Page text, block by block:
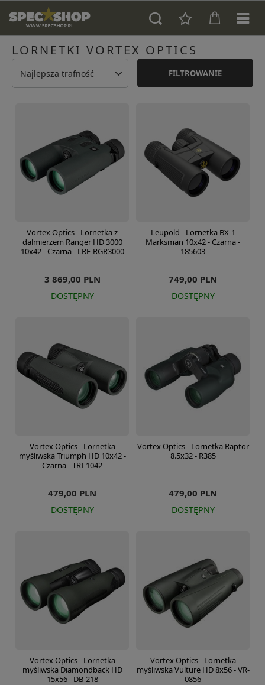
LORNETKI VORTEX OPTICS
Najlepsza trafność FILTROWANIE
Vortex Optics - Lornetka z
dalmierzem Ranger HD 3000
10x42 - Czarna - LRF-RGR3000
3 869,00 PLN
DOSTĘPNY
Leupold - Lornetka BX-1
Marksman 10x42 - Czarna -
185603
749,00 PLN
DOSTĘPNY
Vortex Optics - Lornetka
myśliwska Triumph HD 10x42 -
Czarna - TRI-1042
479,00 PLN
DOSTĘPNY
Vortex Optics - Lornetka Raptor
8.5x32 - R385
479,00 PLN
DOSTĘPNY
Vortex Optics - Lornetka
myśliwska Diamondback HD
15x56 - DB-218
Vortex Optics - Lornetka
myśliwska Vulture HD 8x56 - VR-
0856